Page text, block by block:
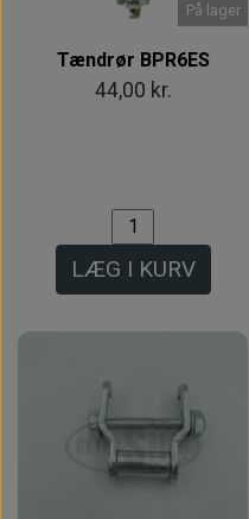
På lager
Tændrør BPR6ES
44,00 kr.
LÆG I KURV